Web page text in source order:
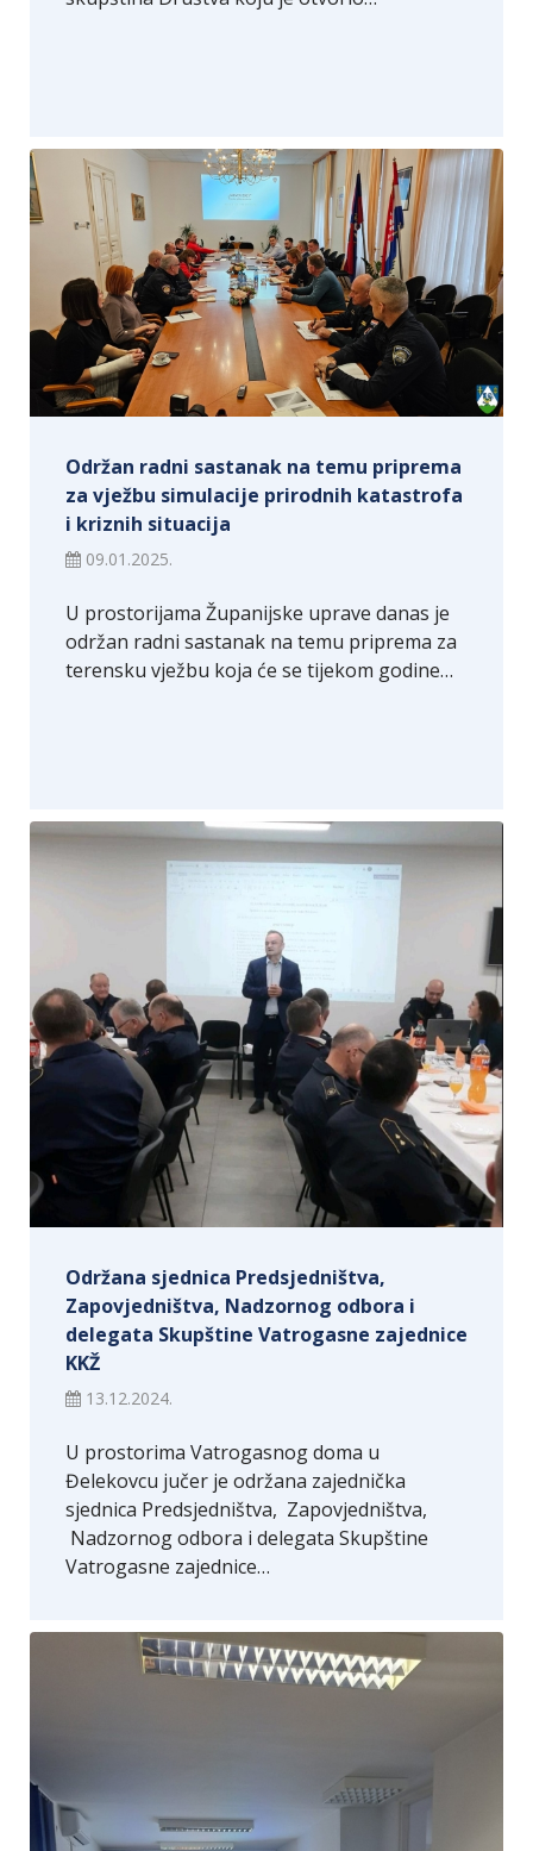
Održan radni sastanak na temu priprema
za vježbu simulacije prirodnih katastrofa
i kriznih situacija
09.01.2025.
U prostorijama Županijske uprave danas je
održan radni sastanak na temu priprema za
terensku vježbu koja će se tijekom godine…
Održana sjednica Predsjedništva,
Zapovjedništva, Nadzornog odbora i
delegata Skupštine Vatrogasne zajednice
KKŽ
13.12.2024.
U prostorima Vatrogasnog doma u
Đelekovcu jučer je održana zajednička
sjednica Predsjedništva, Zapovjedništva,
Nadzornog odbora i delegata Skupštine
Vatrogasne zajednice…